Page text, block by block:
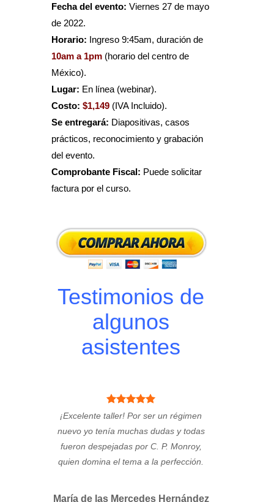
Fecha del evento: Viernes 27 de mayo
de 2022.
Horario: Ingreso 9:45am, duración de
10am a 1pm (horario del centro de
México).
Lugar: En línea (webinar).
Costo: $1,149 (IVA Incluido).
Se entregará: Diapositivas, casos
prácticos, reconocimiento y grabación
del evento.
Comprobante Fiscal: Puede solicitar
factura por el curso.
Testimonios de
algunos
asistentes
¡Excelente taller! Por ser un régimen
nuevo yo tenía muchas dudas y todas
fueron despejadas por C. P. Monroy,
quien domina el tema a la perfección.
María de las Mercedes Hernández